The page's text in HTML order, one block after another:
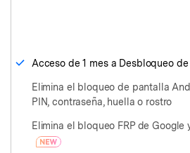
Acceso de 1 mes a Desbloqueo
Elimina el bloqueo de pantalla
PIN, contraseña, huella o rostro
Elimina el bloqueo FRP de